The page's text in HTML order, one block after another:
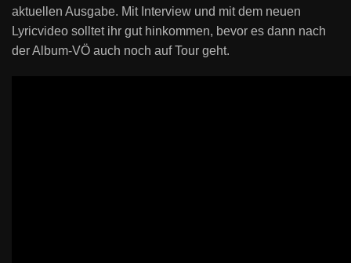
aktuellen Ausgabe. Mit Interview und mit dem neuen
Lyricvideo solltet ihr gut hinkommen, bevor es dann nach
der Album-VÖ auch noch auf Tour geht.